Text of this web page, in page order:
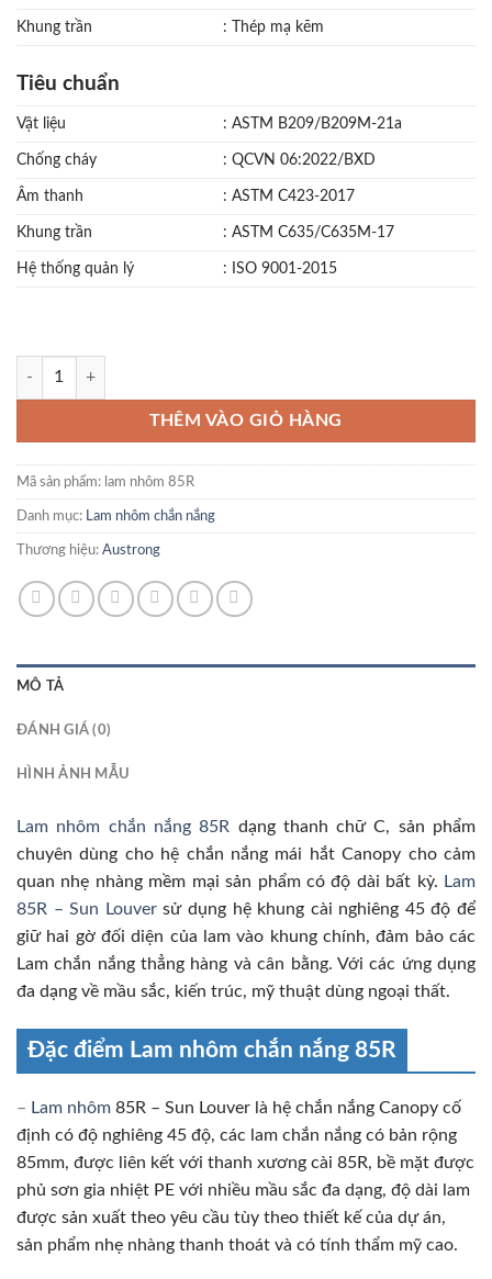
Khung trần : Thép mạ kẽm
Tiêu chuẩn
Vật liệu : ASTM B209/B209M-21a
Chống cháy : QCVN 06:2022/BXD
Âm thanh : ASTM C423-2017
Khung trần : ASTM C635/C635M-17
Hệ thống quản lý : ISO 9001-2015
THÊM VÀO GIỎ HÀNG
Mã sản phẩm: lam nhôm 85R
Danh mục: Lam nhôm chắn nắng
Thương hiệu: Austrong
MÔ TẢ
ĐÁNH GIÁ (0)
HÌNH ẢNH MẪU
Lam nhôm chắn nắng 85R dạng thanh chữ C, sản phẩm
chuyên dùng cho hệ chắn nắng mái hắt Canopy cho cảm
quan nhẹ nhàng mềm mại sản phẩm có độ dài bất kỳ. Lam
85R – Sun Louversử dụng hệ khung cài nghiêng 45 độ để
giữ hai gờ đối diện của lam vào khung chính, đảm bảo các
Lam chắn nắng thẳng hàng và cân bằng. Với các ứng dụng
đa dạng về mầu sắc, kiến trúc, mỹ thuật dùng ngoại thất.
Đặc điểm Lam nhôm chắn nắng 85R
– Lam nhôm 85R – Sun Louver là hệ chắn nắng Canopy cố
định có độ nghiêng 45 độ, các lam chắn nắng có bản rộng
85mm, được liên kết với thanh xương cài 85R, bề mặt được
phủ sơn gia nhiệt PE với nhiều mầu sắc đa dạng, độ dài lam
được sản xuất theo yêu cầu tùy theo thiết kế của dự án,
sản phẩm nhẹ nhàng thanh thoát và có tính thẩm mỹ cao.